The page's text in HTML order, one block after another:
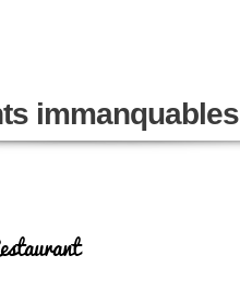
immanquables